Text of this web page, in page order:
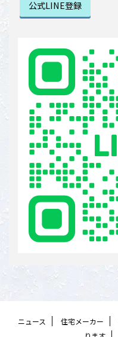
公式LINE登録
ニュース 住宅メーカー